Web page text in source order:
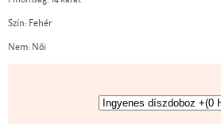
Szín: Fehér
Nem: Női